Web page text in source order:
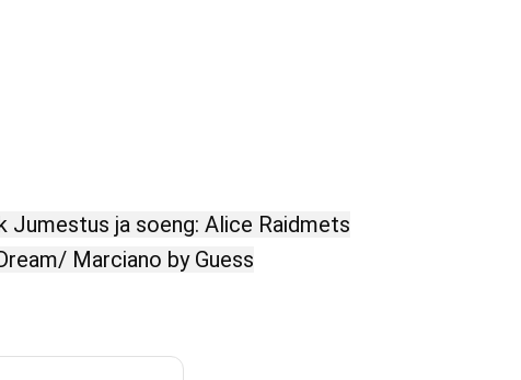
Jumestus ja soeng: Alice Raidmets
Marciano by Guess